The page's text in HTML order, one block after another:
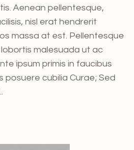
Aenean pellentesque,
nisl erat hendrerit
massa at est. Pellentesque
malesuada ut ac
ipsum primis in faucibus
posuere cubilia Curae; Sed